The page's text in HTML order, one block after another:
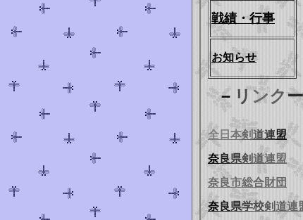
戦績 ・行事
お知らせ
－ リンクー
全 日 本剣道連盟
奈 良県剣道連盟
奈良市総合財団
奈 良県学校剣道連